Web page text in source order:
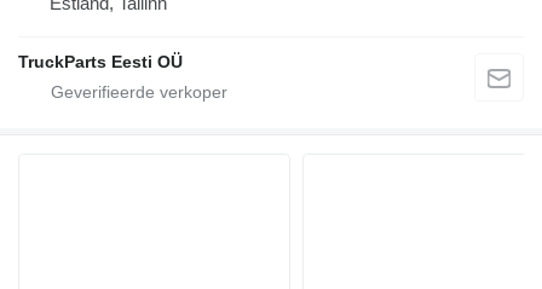
TruckParts Eesti OÜ